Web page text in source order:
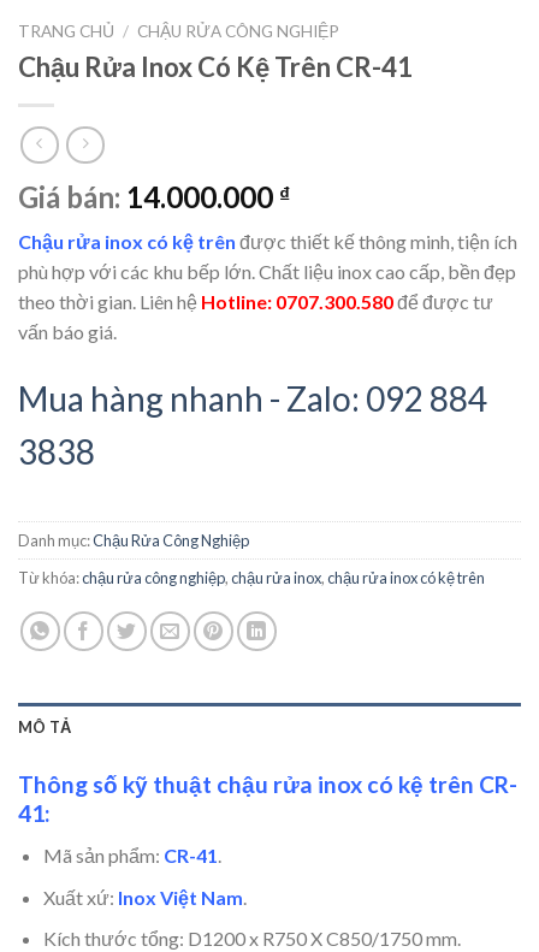
TRANG CHỦ / CHẬU RỬA CÔNG NGHIỆP
Chậu Rửa Inox Có Kệ Trên CR-41
Giá bán: 14.000.000 ₫
Chậu rửa inox có kệ trên được thiết kế thông minh, tiện ích
phù hợp với các khu bếp lớn. Chất liệu inox cao cấp, bền đẹp
theo thời gian. Liên hệ Hotline: 0707.300.580để được tư
vấn báo giá.
Mua hàng nhanh - Zalo: 092 884
3838
Danh mục:Chậu Rửa Công Nghiệp
Từ khóa:chậu rửa công nghiệp,chậu rửa inox,chậu rửa inox có kệ trên
MÔ TẢ
Thông số kỹ thuật chậu rửa inox có kệ trên CR-
41:
Mã sản phẩm: CR-41.
Xuất xứ: Inox Việt Nam
Kích thước tổng: D1200 x R750 X C850/1750 mm.